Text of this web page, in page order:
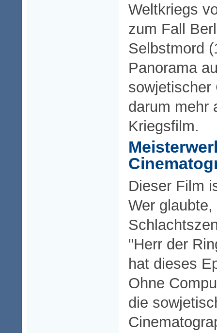
Weltkriegs
zum Fall
Selbstmord
Panorama
sowjetischer
darum mehr
Kriegsfilm.
Dieser Film
Wer
"Herr der
hat dieses
Ohne
die